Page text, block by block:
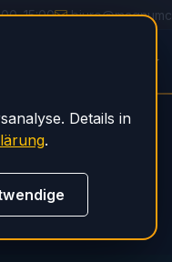
Details in
.